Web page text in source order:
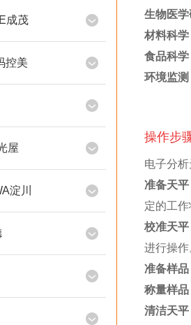
成茂
控美
屋
淀川
生物医
材料科学
食品科学
环境监测
操作步
电子分
准备天平
定的工
校准天
进行操作
准备样品
称量样品
清洁天平